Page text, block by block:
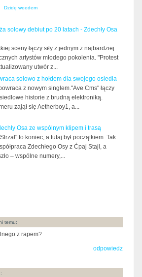
Dzidę weedem
solowy debiut po 20 latach - Zdechły Osa
sceny łączy siły z jednym z najbardziej
artystów młodego pokolenia. "Protest
utwór z...
solowo z hołdem dla swojego osiedla
z nowym singlem."Ave Cms" łączy
historie z brudną elektroniką.
zajął się Aetherboy1, a...
Osa ze wspólnym klipem i trasą
to koniec, a tutaj był początkiem. Tak
Zdechłego Osy z Ćpaj Stajl, a
– wspólne numery,...
temu:
z rapem?
odpowiedz